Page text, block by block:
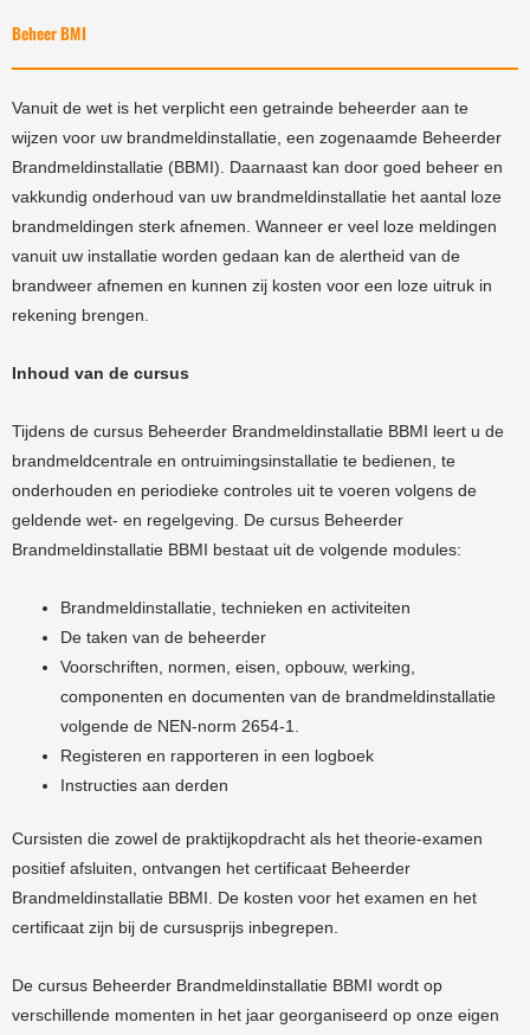
Beheer BMI
Vanuit de wet is het verplicht een getrainde beheerder aan te
wijzen voor uw brandmeldinstallatie, een zogenaamde Beheerder
Brandmeldinstallatie (BBMI). Daarnaast kan door goed beheer en
vakkundig onderhoud van uw brandmeldinstallatie het aantal loze
brandmeldingen sterk afnemen. Wanneer er veel loze meldingen
vanuit uw installatie worden gedaan kan de alertheid van de
brandweer afnemen en kunnen zij kosten voor een loze uitruk in
rekening brengen.
Inhoud van de cursus
Tijdens de cursus Beheerder Brandmeldinstallatie BBMI leert u de
brandmeldcentrale en ontruimingsinstallatie te bedienen, te
onderhouden en periodieke controles uit te voeren volgens de
geldende wet- en regelgeving. De cursus Beheerder
Brandmeldinstallatie BBMI bestaat uit de volgende modules:
Brandmeldinstallatie, technieken en activiteiten
De taken van de beheerder
Voorschriften, normen, eisen, opbouw, werking,
componenten en documenten van de brandmeldinstallatie
volgende de NEN-norm 2654-1.
Registeren en rapporteren in een logboek
Instructies aan derden
Cursisten die zowel de praktijkopdracht als het theorie-examen
positief afsluiten, ontvangen het certificaat Beheerder
Brandmeldinstallatie BBMI. De kosten voor het examen en het
certificaat zijn bij de cursusprijs inbegrepen.
De cursus Beheerder Brandmeldinstallatie BBMI wordt op
verschillende momenten in het jaar georganiseerd op onze eigen